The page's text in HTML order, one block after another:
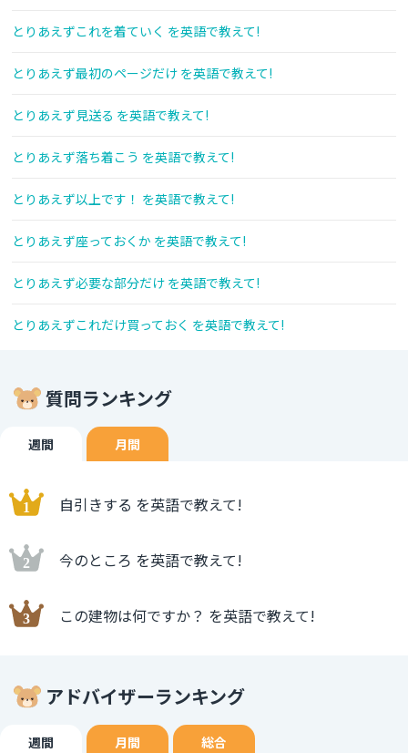
とりあえずこれを着ていく を英語で教えて!
とりあえず最初のページだけ を英語で教えて!
とりあえず見送る を英語で教えて!
とりあえず落ち着こう を英語で教えて!
とりあえず以上です！ を英語で教えて!
とりあえず座っておくか を英語で教えて!
とりあえず必要な部分だけ を英語で教えて!
とりあえずこれだけ買っておく を英語で教えて!
質問ランキング
週間 月間
自引きする を英語で教えて!
今のところ を英語で教えて!
この建物は何ですか？ を英語で教えて!
アドバイザーランキング
週間 月間 総合